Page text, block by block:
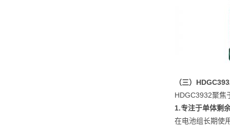
（三）
HDGC3932聚焦
1.专注于单体剩
在电池组长期使